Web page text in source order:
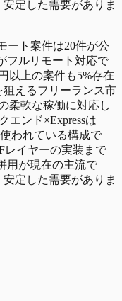
定した需要がありま
ート案件は20件が公
フルリモート対応で
以上の案件も5%存在
えるフリーランス市
柔軟な稼働に対応し
エンド×Expressは
われている構成で
レイヤーの実装まで
用が現在の主流で
定した需要がありま